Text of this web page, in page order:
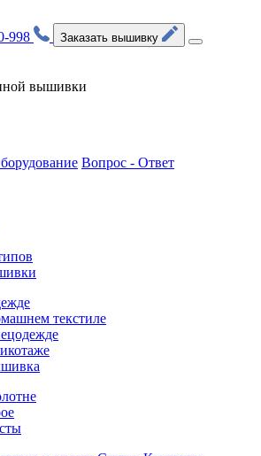
998 Заказать вышивку
вышивки
Вопрос - Ответ
текстиле